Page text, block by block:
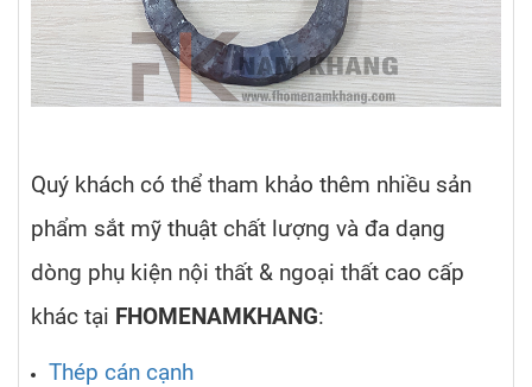
Quý khách có thể tham khảo thêm nhiều sản
phẩm sắt mỹ thuật chất lượng và đa dạng
dòng phụ kiện nội thất & ngoại thất cao cấp
khác tại FHOMENAMKHANG:
Thép cán cạnh